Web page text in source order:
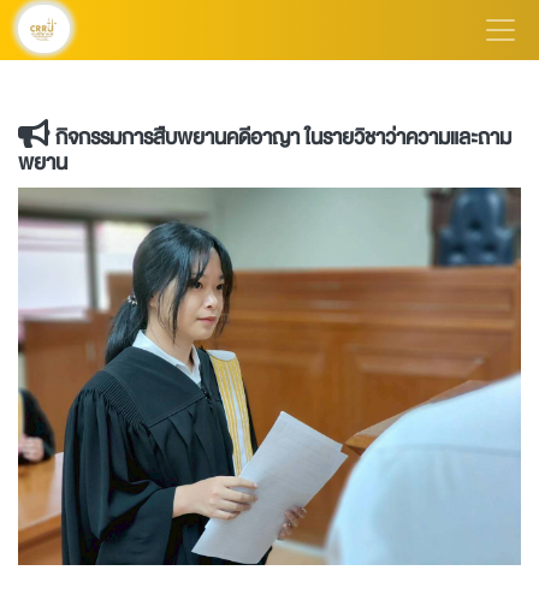
กิจกรรมการสืบพยานคดีอาญา ในรายวิชาว่าความและถาม
พยาน